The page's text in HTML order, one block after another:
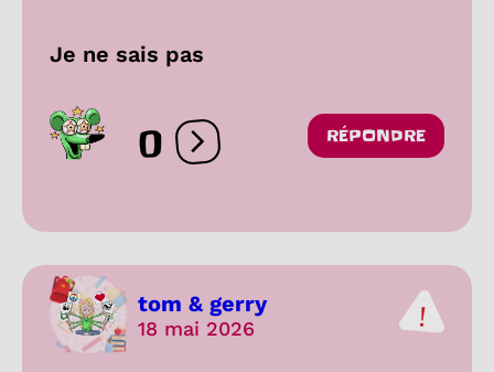
Je ne sais pas
0 Ouvrir les réactions
RÉPONDRE
tom & gerry
18 mai 2026